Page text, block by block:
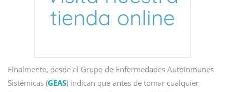
Finalmente, desde el Grupo de Enfermedades Autoinmunes
Sistémicas (GEAS) indican que antes de tomar cualquier